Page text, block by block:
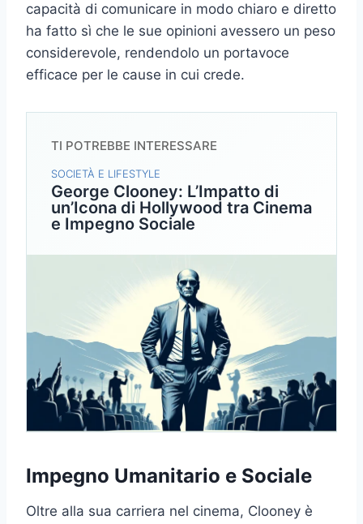
capacità di comunicare in modo chiaro e diretto
ha fatto sì che le sue opinioni avessero un peso
considerevole, rendendolo un portavoce
efficace per le cause in cui crede.
TI POTREBBE INTERESSARE
SOCIETÀ E LIFESTYLE
George Clooney: L’Impatto di
un’Icona di Hollywood tra Cinema
e Impegno Sociale
Impegno Umanitario e Sociale
Oltre alla sua carriera nel cinema, Clooney è